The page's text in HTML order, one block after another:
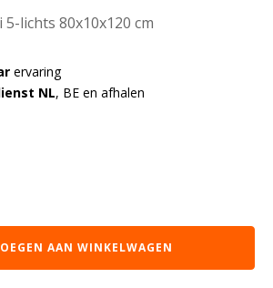
lichts 80x10x120 cm
ervaring
NL, BE en afhalen
AAN WINKELWAGEN